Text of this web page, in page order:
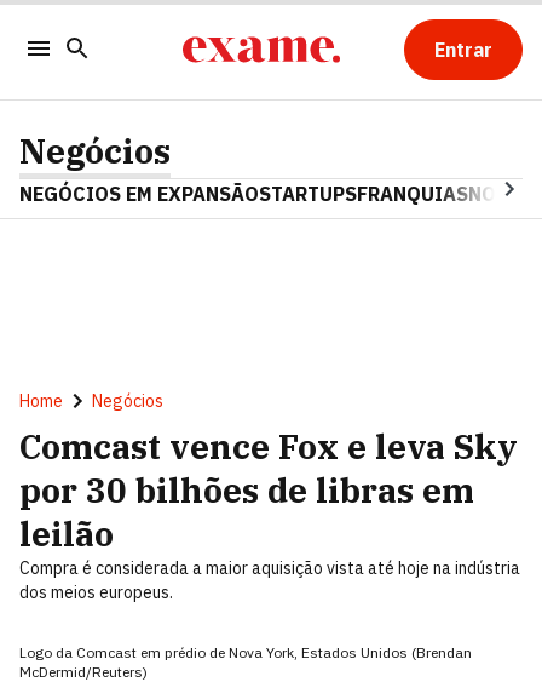
Entrar
Negócios
NEGÓCIOS EM EXPANSÃOSTARTUPSFRANQUIAS
Home Negócios
Comcast vence Fox e leva Sky
por 30 bilhões de libras em
leilão
Compra é considerada a maior aquisição vista até hoje na indústria
dos meios europeus.
Logo da Comcast em prédio de Nova York, Estados Unidos (Brendan
McDermid/Reuters)